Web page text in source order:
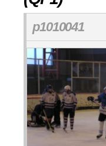
p1010041